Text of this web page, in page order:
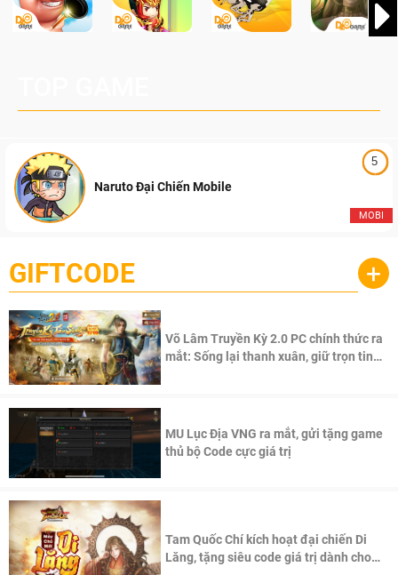
5
MOBI
Naruto Đại Chiến Mobile
GIFTCODE +
Võ Lâm Truyền Kỳ 2.0 PC chính thức ra
mắt: Sống lại thanh xuân, giữ trọn tinh
MU Lục Địa VNG ra mắt, gửi tặng game
thủ bộ Code cực giá trị
Tam Quốc Chí kích hoạt đại chiến Di
Lăng, tặng siêu code giá trị dành cho